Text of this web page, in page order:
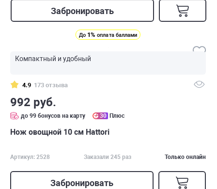
Забронировать
До 1% оплата баллами
Компактный и удобный
4.9 173 отзыва
992 руб.
до 99 бонусов на карту 30 Плюс
Нож овощной 10 см Hattori
Артикул: 2528 Заказали 245 раз Только онлайн
Забронировать